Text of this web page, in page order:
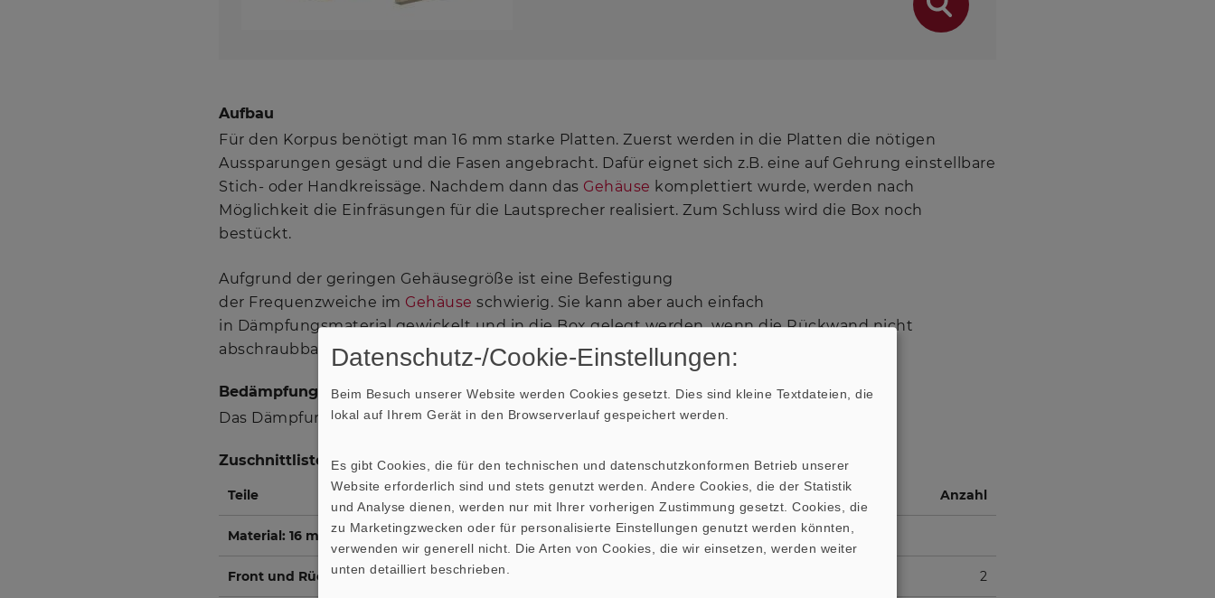
Aufbau
Für den Korpus benötigt man 16 mm starke Platten. Zuerst werden in die Platten die nötigen
Aussparungen gesägt und die Fasen angebracht. Dafür eignet sich z.B. eine auf Gehrung einstellbare
Stich- oder Handkreissäge. Nachdem dann das Gehäuse komplettiert wurde, werden nach
Möglichkeit die Einfräsungen für die Lautsprecher realisiert. Zum Schluss wird die Box noch
bestückt.
Aufgrund der geringen Gehäusegröße ist eine Befestigung
der Frequenzweiche im Gehäuse schwierig. Sie kann aber auch einfach
in Dämpfungsmaterial gewickelt und in die Box gelegt werden, wenn die Rückwand nicht
abschraubbar montiert wird.
Bedämpfung
Das Dämpfungsmaterial wird locker in dieGehäusegestopft.
Zuschnittliste für 1 Box
Teile Maße (mm) Anzahl
Material: 16 mm Span- oder MDF-Platte
Front und Rücken 2
Datenschutz-/Cookie-Einstellungen:
Beim Besuch unserer Website werden Cookies gesetzt. Dies sind kleine Textdateien, die
lokal auf Ihrem Gerät in den Browserverlauf gespeichert werden.
Es gibt Cookies, die für den technischen und datenschutzkonformen Betrieb unserer
Website erforderlich sind und stets genutzt werden. Andere Cookies, die der Statistik
und Analyse dienen, werden nur mit Ihrer vorherigen Zustimmung gesetzt. Cookies, die
zu Marketingzwecken oder für personalisierte Einstellungen genutzt werden könnten,
verwenden wir generell nicht. Die Arten von Cookies, die wir einsetzen, werden weiter
unten detailliert beschrieben.